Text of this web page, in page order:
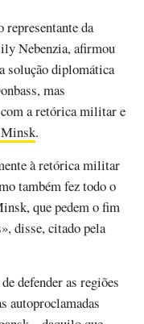
da
Nebenzia, afirmou
solução diplomática
mas
com a retórica militar e
Minsk.
à retórica militar
também fez todo o
que pedem o fim
disse, citado pela
defender as regiões
autoproclamadas